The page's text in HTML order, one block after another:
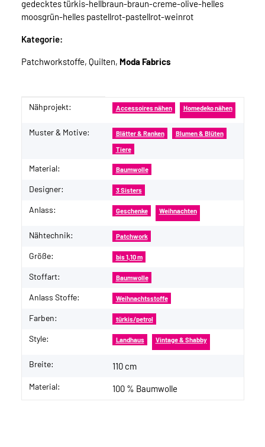
gedecktes türkis-hellbraun-braun-creme-olive-helles
moosgrün-helles pastellrot-pastellrot-weinrot
Kategorie:
Patchworkstoffe, Quilten, Moda Fabrics
Produkteigenschaft
Wert
Nähprojekt: Accessoires nähen Homedeko nähen
Muster & Motive: Blätter & Ranken Blumen & Blüten
Tiere
Material: Baumwolle
Designer: 3 Sisters
Anlass: Geschenke Weihnachten
Nähtechnik: Patchwork
Größe: bis 1,10 m
Stoffart: Baumwolle
Anlass Stoffe: Weihnachtsstoffe
Farben: türkis/petrol
Style: Landhaus Vintage & Shabby
Breite: 110 cm
Material: 100 % Baumwolle